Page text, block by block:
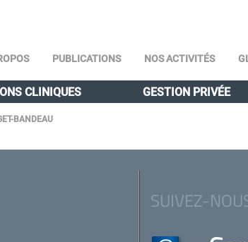
PUBLICATIONS NOS ACTIVITÉS
CLINIQUES GESTION PRIVÉE
BANDEAU
SUIVEZ-